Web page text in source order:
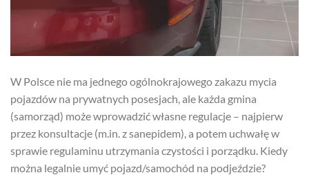
W Polsce nie ma jednego ogólnokrajowego zakazu mycia
pojazdów na prywatnych posesjach, ale każda gmina
(samorząd) może wprowadzić własne regulacje – najpierw
przez konsultacje (m.in. z sanepidem), a potem uchwałę w
sprawie regulaminu utrzymania czystości i porządku. Kiedy
można legalnie umyć pojazd/samochód na podjeździe?